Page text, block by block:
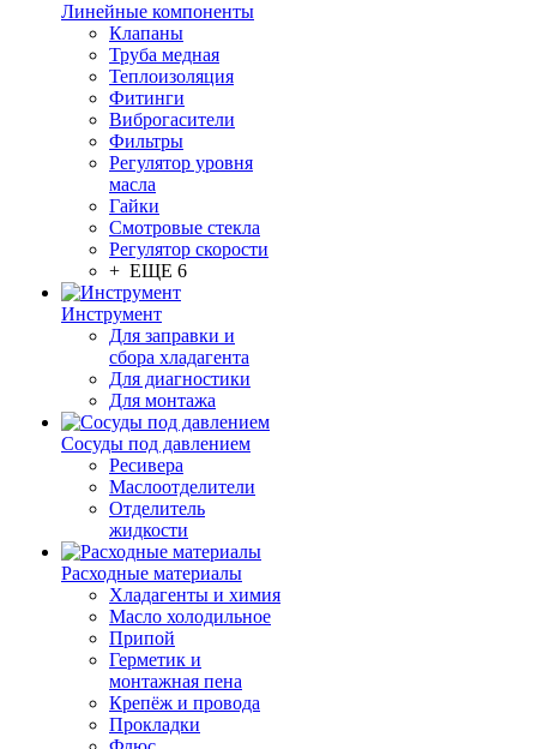
Линейные компоненты
Клапаны
Труба медная
Теплоизоляция
Фитинги
Виброгасители
Фильтры
Регулятор уровня
масла
Гайки
Смотровые стекла
Регулятор скорости
+ ЕЩЕ 6
Инструмент
Для заправки и
сбора хладагента
Для диагностики
Для монтажа
Сосуды под давлением
Ресивера
Маслоотделители
Отделитель
жидкости
Расходные материалы
Хладагенты и химия
Масло холодильное
Припой
Герметик и
монтажная пена
Крепёж и провода
Прокладки